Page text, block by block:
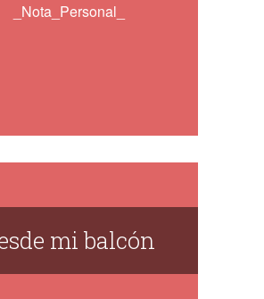
_Nota_Personal_
mi balcón